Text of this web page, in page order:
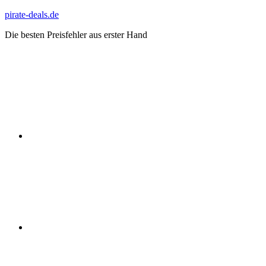
Zum
springen
pirate-deals.de
Die besten Preisfehler aus erster Hand